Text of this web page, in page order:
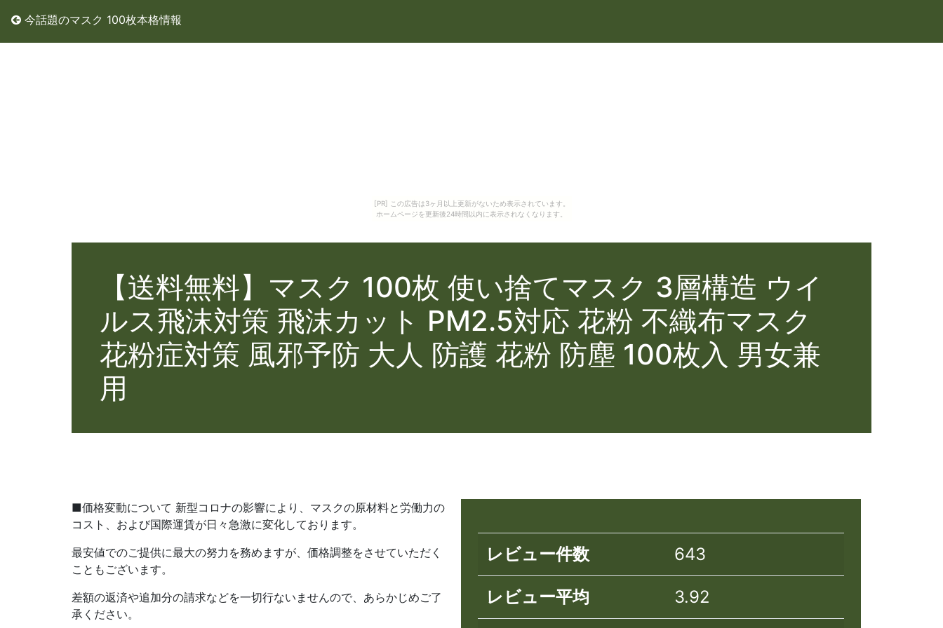
[PR] この広告は3ヶ月以上更新がないため表示されています。
ホームページを更新後24時間以内に表示されなくなります。
今話題のマスク 100枚本格情報
【送料無料】マスク 100枚 使い捨てマスク 3層構造 ウイ
ルス飛沫対策 飛沫カット PM2.5対応 花粉 不織布マスク
花粉症対策 風邪予防 大人 防護 花粉 防塵 100枚入 男女兼
用
■価格変動について 新型コロナの影響により、マスクの原材料と労働力の
コスト、および国際運賃が日々急激に変化しております。
最安値でのご提供に最大の努力を務めますが、価格調整をさせていただく
こともございます。
差額の返済や追加分の請求などを一切行ないませんので、あらかじめご了
承ください。
レビュー件数 643
レビュー平均 3.92